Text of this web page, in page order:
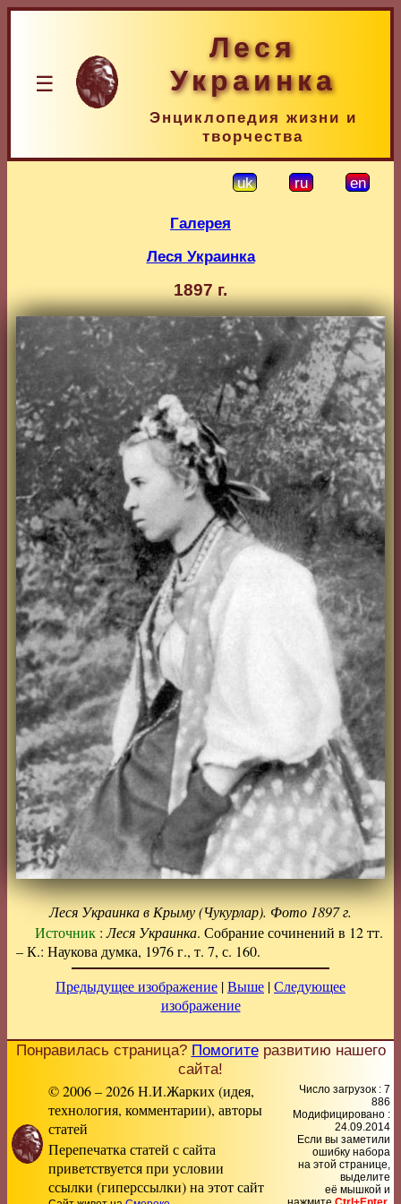
☰
Леся
Украинка
Энциклопедия жизни и
творчества
uk ru en
Галерея
Леся Украинка
1897 г.
Леся Украинка в Крыму (Чукурлар). Фото 1897 г.
Источник:Леся Украинка. Собрание сочинений в 12 тт.
– К.: Наукова думка, 1976 г., т. 7, с. 160.
Предыдущее изображение |Выше |Следующее
изображение
Понравилась страница? Помогитеразвитию нашего
сайта!
© 2006 – 2026 Н.И.Жарких (идея,
технология, комментарии), авторы
статей
Перепечатка статей с сайта
приветствуется при условии
ссылки (гиперссылки) на этот сайт
Число загрузок : 7
886
Модифицировано :
24.09.2014
Если вы заметили
ошибку набора
на этой странице,
выделите
её мышкой и